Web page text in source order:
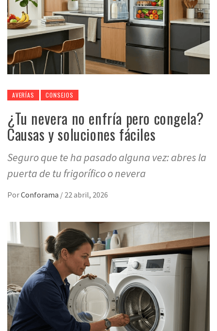
AVERÍAS CONSEJOS
¿Tu nevera no enfría pero congela?
Causas y soluciones fáciles
Seguro que te ha pasado alguna vez: abres la
puerta de tu frigorífico o nevera
PorConforama / 22 abril, 2026